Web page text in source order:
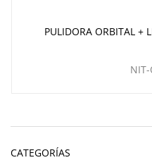
PULIDORA ORBITAL +
CATEGORÍAS